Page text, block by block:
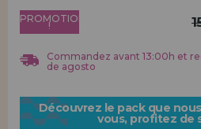
ENREGISTREMENT
PROMOTION
!
Commandez avant 13:00h et
de agosto
Découvrez le pack que
vous, profitez de